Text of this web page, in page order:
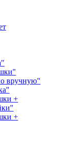
вручную"
+
+